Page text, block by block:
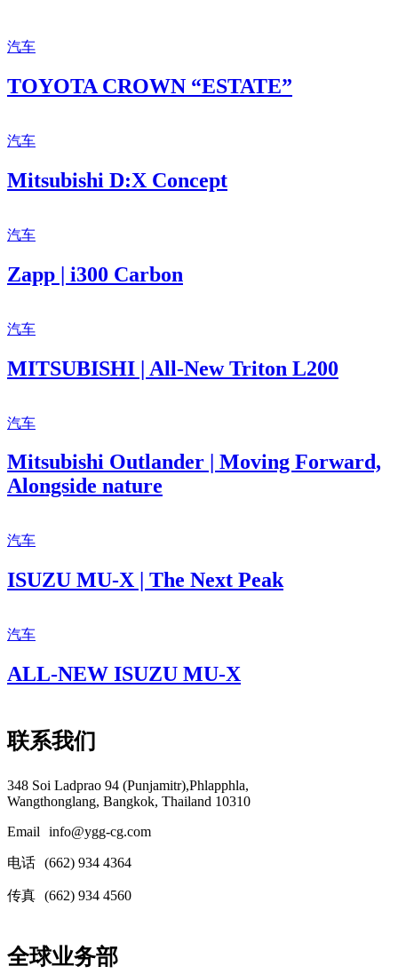
汽车
TOYOTA CROWN “ESTATE”
汽车
Mitsubishi D:X Concept
汽车
Zapp | i300 Carbon
汽车
MITSUBISHI | All-New Triton L200
汽车
Mitsubishi Outlander | Moving Forward,
Alongside nature
汽车
ISUZU MU-X | The Next Peak
汽车
ALL-NEW ISUZU MU-X
联系我们
348 Soi Ladprao 94 (Punjamitr),Phlapphla,
Wangthonglang, Bangkok, Thailand 10310
Email
info@ygg-cg.com
电话 (662) 934 4364
传真 (662) 934 4560
全球业务部